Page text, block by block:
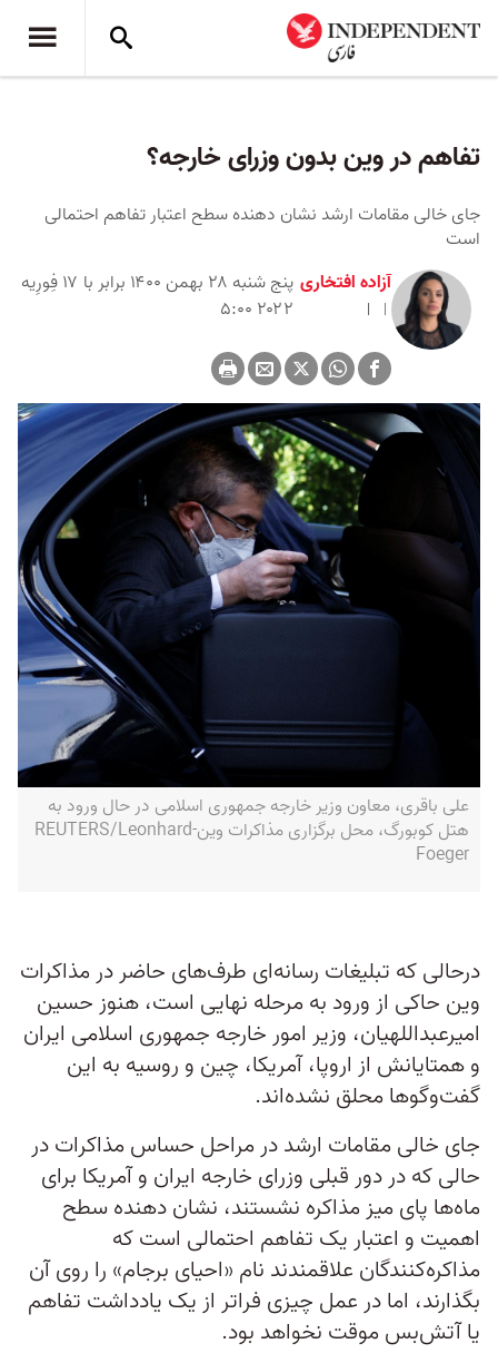
تفاهم در وین بدون وزرای خارجه؟
جای خالی مقامات ارشد نشان دهنده سطح اعتبار تفاهم احتمالی
است
آزاده افتخاری
پنج شنبه ۲۸ بهمن ۱۴۰۰ برابر با ۱۷ فِورِیه
۲۰۲۲ ۵:۰۰
علی باقری، معاون وزیر خارجه جمهوری اسلامی در حال ورود به
هتل کوبورگ، محل برگزاری مذاکرات وین-REUTERS/Leonhard
Foeger
درحالی که تبلیغات رسانه‌‌ای طرف‌های حاضر در مذاکرات
وین حاکی از ورود به مرحله نهایی است، هنوز حسین
امیرعبداللهیان، وزیر امور خارجه جمهوری اسلامی ایران
و همتایانش از اروپا، آمریکا، چین و روسیه به این
گفت‌و‌گو‌ها محلق نشده‌اند.
جای خالی مقامات ارشد در مراحل حساس مذاکرات در
حالی که در دور قبلی وزرای خارجه ایران و آمریکا برای
ماه‌ها پای میز مذاکره نشستند، نشان دهنده سطح
اهمیت و اعتبار یک تفاهم احتمالی است که
مذاکره‌کنندگان علاقمندند نام «احیای برجام» را روی آن
بگذارند، اما در عمل چیزی فراتر از یک یادداشت تفاهم
یا آتش‌بس موقت نخواهد بود.